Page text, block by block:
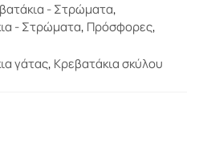
- Στρώματα,
- Στρώματα, Πρόσφορες,
γάτας, Κρεβατάκια σκύλου